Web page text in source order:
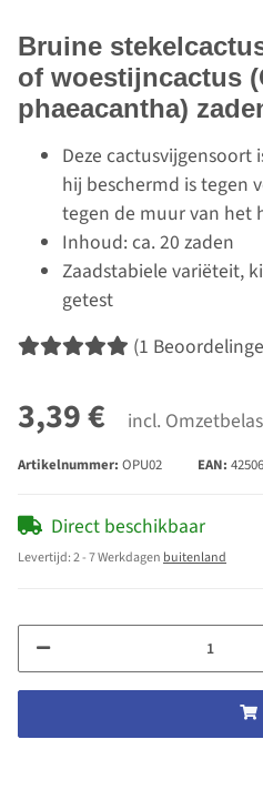
Bruine
of woestijncactus
phaeacantha)
Deze cactusvijgensoort
hij beschermd is tegen
tegen de muur van het
Inhoud: ca. 20 zaden
Zaadstabiele variëteit,
getest
(1
3,39 € incl.
Artikelnummer: OPU02 EAN:
Direct beschikbaar
Levertijd:2 - 7 Werkdagen buitenland